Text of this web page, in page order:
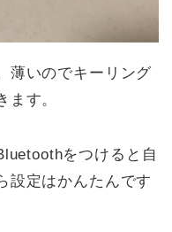
薄いのでキーリング
ます。
をつけると自
設定はかんたんです